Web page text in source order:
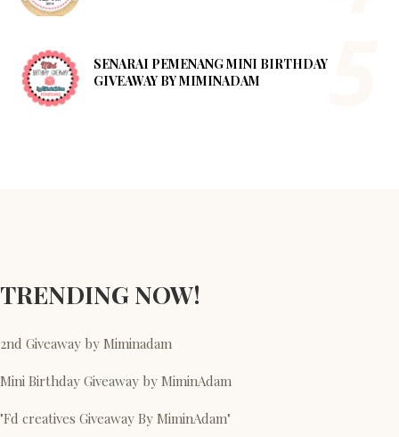
SENARAI PEMENANG MINI BIRTHDAY
GIVEAWAY BY MIMINADAM
TRENDING NOW!
2nd Giveaway by Miminadam
Mini Birthday Giveaway by MiminAdam
"Fd creatives Giveaway By MiminAdam"